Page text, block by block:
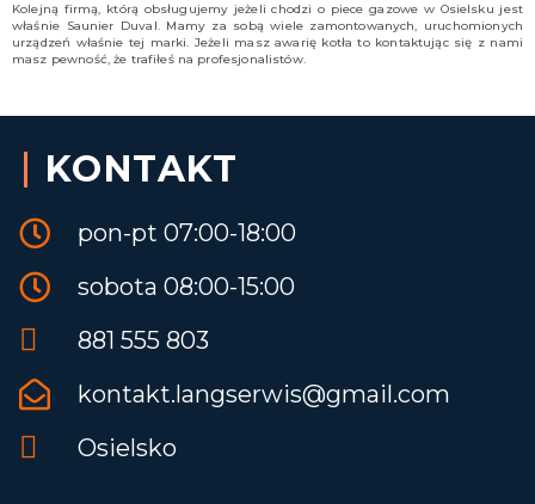
Kolejną firmą, którą obsługujemy jeżeli chodzi o piece gazowe w Osielsku jest
właśnie Saunier Duval. Mamy za sobą wiele zamontowanych, uruchomionych
urządzeń właśnie tej marki. Jeżeli masz awarię kotła to kontaktując się z nami
masz pewność, że trafiłeś na profesjonalistów.
KONTAKT
pon-pt 07:00-18:00
sobota 08:00-15:00
881 555 803
kontakt.langserwis@gmail.com
Osielsko